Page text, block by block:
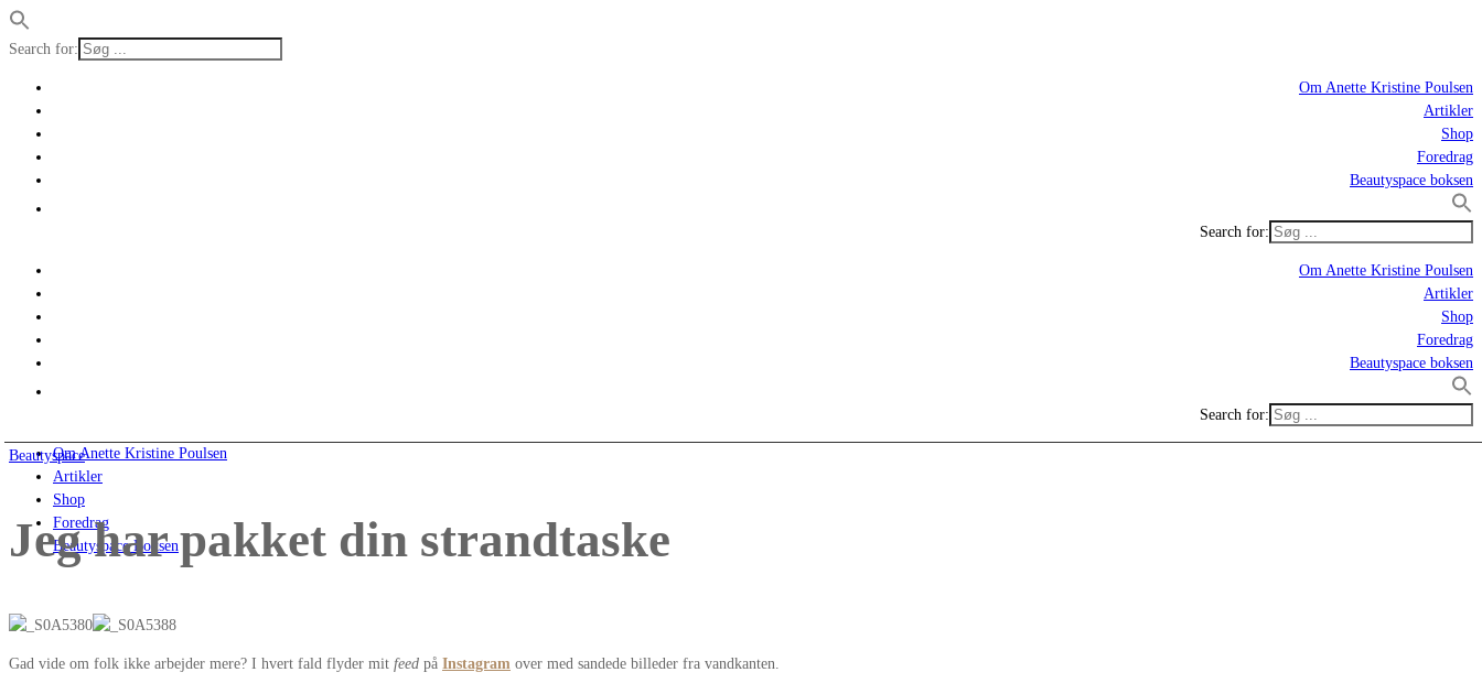
Search for:
Om Anette Kristine Poulsen
Artikler
Shop
Foredrag
Beautyspace boksen
Search for:
Om Anette Kristine Poulsen
Artikler
Shop
Foredrag
Beautyspace boksen
Search for:
Om Anette Kristine Poulsen
Artikler
Shop
Foredrag
Beautyspace Boksen
Beautyspace
Jeg har pakket din strandtaske
Gad vide om folk ikke arbejder mere? I hvert fald flyder mit feed på Instagram over med sandede billeder fra vandkanten.